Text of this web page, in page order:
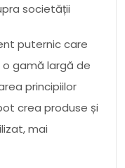
societății
puternic care
gamă largă de
principiilor
crea produse și
mai